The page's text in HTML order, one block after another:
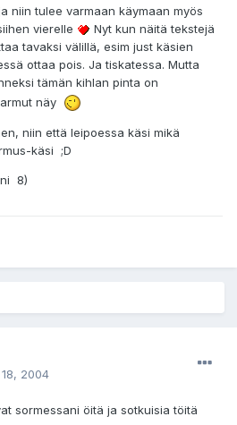
niin tulee varmaan käymaan myös
vierelle
Nyt kun näitä tekstejä
tavaksi välillä, esim just käsien
ottaa pois. Ja tiskatessa. Mutta
tämän kihlan pinta on
näy
niin että leipoessa käsi mikä
käsi ;D
8)
2004
sormessani öitä ja sotkuisia töitä